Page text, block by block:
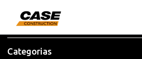
Categorias